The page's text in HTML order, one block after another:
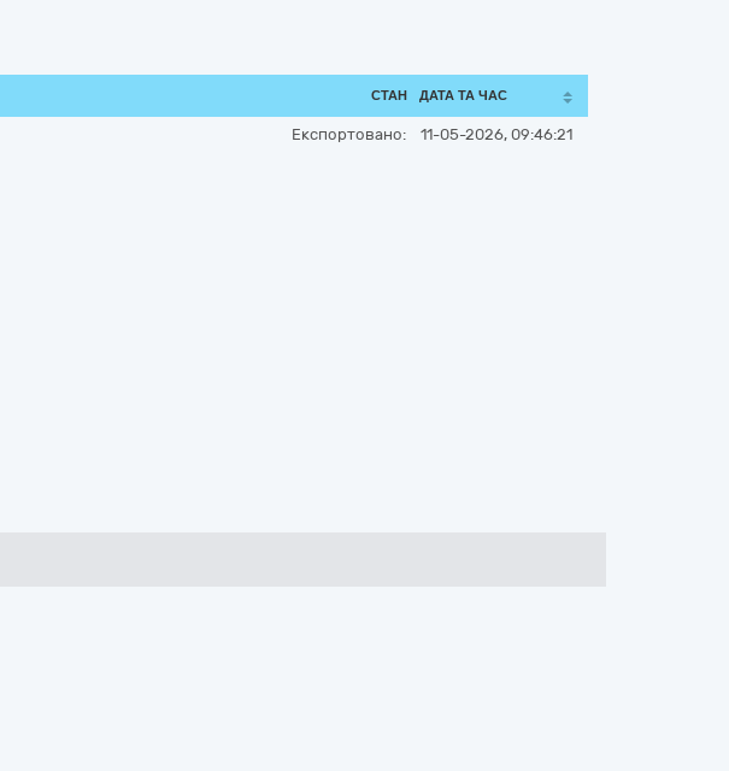
СТАН ДАТА ТА ЧАС
Експортовано: 11-05-2026, 09:46:21